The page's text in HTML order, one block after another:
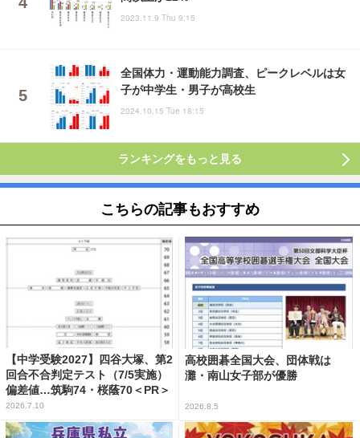
2023.11.9 Thu 9:15
全国体力・運動能力調査、ピークレベルは女
子が中学生・男子が高校生
2024.10.15 Tue 18:15
ランキングをもっと見る
こちらの記事もおすすめ
【中学受験2027】四谷大塚、第2
回合不合判定テスト（7/5実施）
偏差値…筑駒74・桜蔭70＜PR＞
2026.7.10
高校囲碁全国大会、団体戦は
灘・南山女子部が優勝
2026.8.5